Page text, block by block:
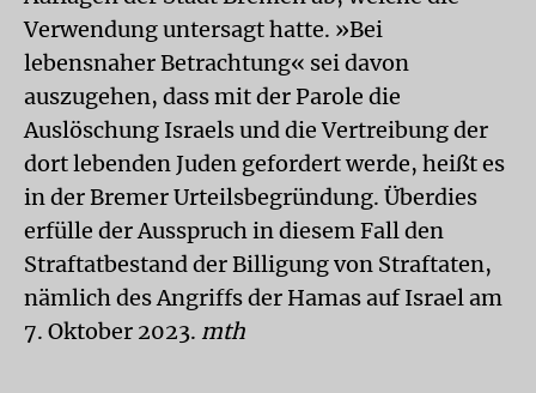
Verwendung untersagt hatte. »Bei
lebensnaher Betrachtung« sei davon
auszugehen, dass mit der Parole die
Auslöschung Israels und die Vertreibung der
dort lebenden Juden gefordert werde, heißt es
in der Bremer Urteilsbegründung. Überdies
erfülle der Ausspruch in diesem Fall den
Straftatbestand der Billigung von Straftaten,
nämlich des Angriffs der Hamas auf Israel am
7. Oktober 2023. mth